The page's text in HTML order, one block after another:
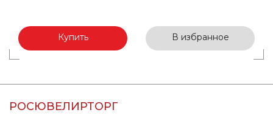
Купить В избранное
РОСЮВЕЛИРТОРГ